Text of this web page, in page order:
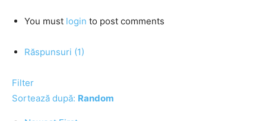
You must login to post comments
Răspunsuri (1)
Filter
Sortează după: Random